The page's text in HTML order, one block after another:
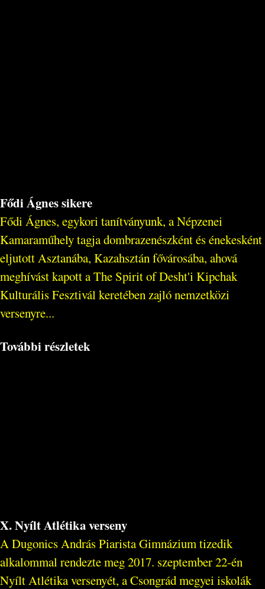
Fődi Ágnes sikere
Fődi Ágnes, egykori tanítványunk, a Népzenei
Kamaraműhely tagja dombrazenészként és énekesként
eljutott Asztanába, Kazahsztán fővárosába, ahová
meghívást kapott a The Spirit of Desht'i Kipchak
Kulturális Fesztivál keretében zajló nemzetközi
versenyre...
További részletek
X. Nyílt Atlétika verseny
A Dugonics András Piarista Gimnázium tizedik
alkalommal rendezte meg 2017. szeptember 22-én
Nyílt Atlétika versenyét, a Csongrád megyei iskolák